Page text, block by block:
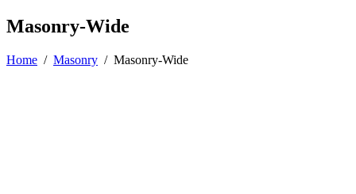
Masonry-Wide
Home / Masonry / Masonry-Wide